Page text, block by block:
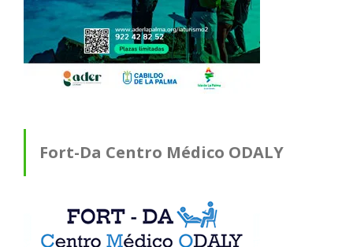
Fort-Da Centro Médico ODALY